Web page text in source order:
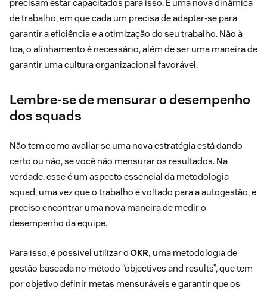
precisam estar capacitados para isso. É uma nova dinâmica
de trabalho, em que cada um precisa de adaptar-se para
garantir a eficiência e a otimização do seu trabalho. Não à
toa, o alinhamento é necessário, além de ser uma maneira de
garantir uma cultura organizacional favorável.
Lembre-se de mensurar o desempenho
dos squads
Não tem como avaliar se uma nova estratégia está dando
certo ou não, se você não mensurar os resultados. Na
verdade, esse é um aspecto essencial da metodologia
squad, uma vez que o trabalho é voltado para a autogestão, é
preciso encontrar uma nova maneira de medir o
desempenho da equipe.
Para isso, é possível utilizar o OKR, uma metodologia de
gestão baseada no método “objectives and results”, que tem
por objetivo definir metas mensuráveis e garantir que os